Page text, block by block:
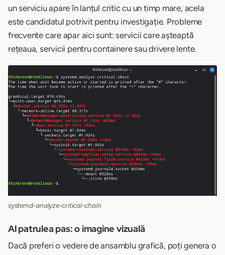
un serviciu apare în lanțul critic cu un timp mare, acela
este candidatul potrivit pentru investigație. Probleme
frecvente care apar aici sunt: servicii care așteaptă
rețeaua, servicii pentru containere sau drivere lente.
systemd-analyze-critical-chain
Al patrulea pas: o imagine vizuală
Dacă preferi o vedere de ansamblu grafică, poți genera o